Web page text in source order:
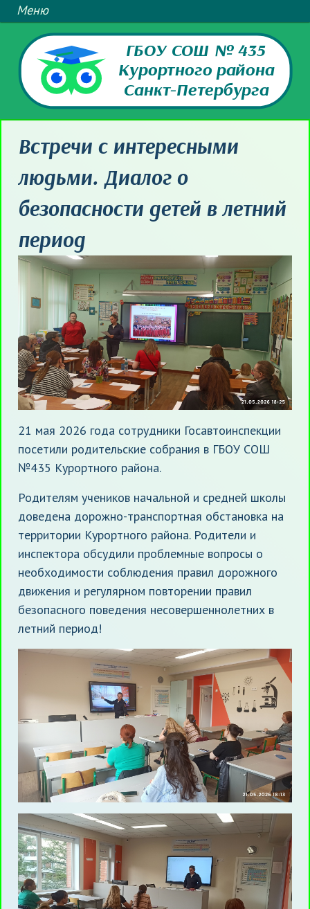
ГБОУ СОШ № 435
Курортного района
Санкт-Петербурга
Встречи с интересными
людьми. Диалог о
безопасности детей в летний
период
21 мая 2026 года сотрудники Госавтоинспекции
посетили родительские собрания в ГБОУ СОШ
№435 Курортного района.
Родителям учеников начальной и средней школы
доведена дорожно-транспортная обстановка на
территории Курортного района. Родители и
инспектора обсудили проблемные вопросы о
необходимости соблюдения правил дорожного
движения и регулярном повторении правил
безопасного поведения несовершеннолетних в
летний период!